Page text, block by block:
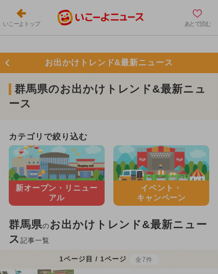
いこーよトップ あとで読む
お出かけトレンド&最新ニュース
群馬県のお出かけトレンド&最新ニュ
ース
カテゴリで絞り込む
新オープン・ リニュー
アル
イベント・
キャンペーン
群馬県のお出かけトレンド&最新ニュー
ス 記事一覧
1ページ目 / 1ページ 全7件